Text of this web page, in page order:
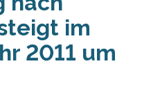
im
2011 um